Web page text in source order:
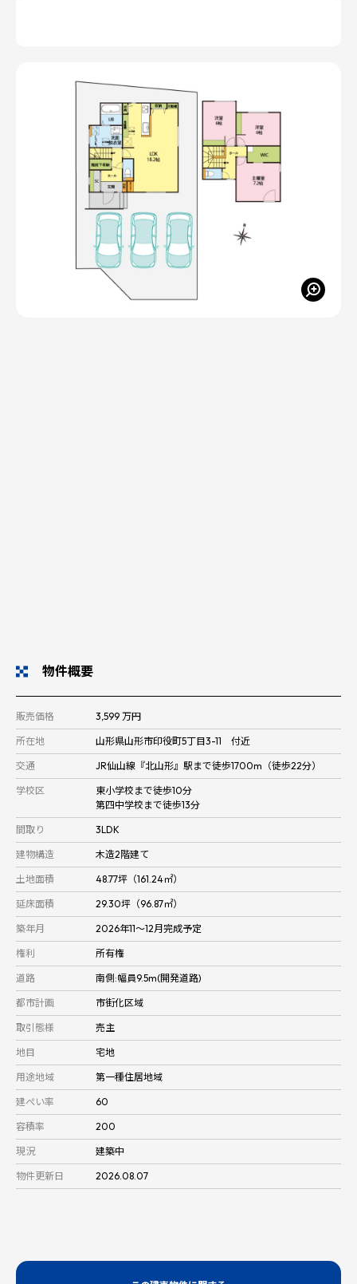
物件概要
販売価格 3,599 万円
所在地 山形県山形市印役町5丁目3-11 付近
交通 JR仙山線『北山形』駅まで徒歩1700m（徒歩22分）
学校区
東小学校まで徒歩10分
第四中学校まで徒歩13分
間取り 3LDK
建物構造 木造2階建て
土地面積 48.77坪（161.24㎡）
延床面積 29.30坪（96.87㎡）
築年月 2026年11～12月完成予定
権利 所有権
道路 南側:幅員9.5m(開発道路)
都市計画 市街化区域
取引態様 売主
地目 宅地
用途地域 第一種住居地域
建ぺい率 60
容積率 200
現況 建築中
物件更新日 2026.08.07